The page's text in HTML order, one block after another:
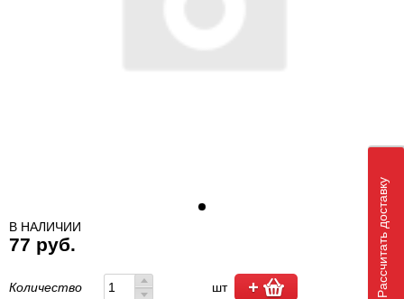
В НАЛИЧИИ
77 руб.
Количество шт Рассчитать доставку